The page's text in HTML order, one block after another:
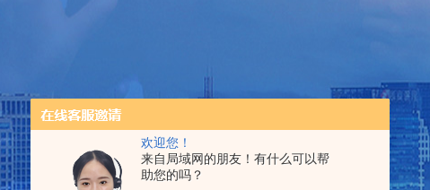
欢迎您！
来自局域网的朋友！有什么可以帮
助您的吗？